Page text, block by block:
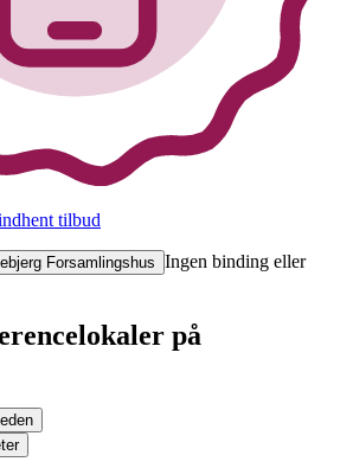
tilbud
Forsamlingshus Ingen binding eller
på